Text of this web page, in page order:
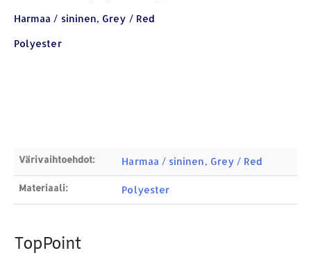
Harmaa / sininen, Grey / Red
Polyester
Värivaihtoehdot: Harmaa / sininen, Grey / Red
Materiaali: Polyester
TopPoint
Osoite:
Hikivuorenkatu 14 C 20, 33710 Tampere
Puhelin:
MAKSUTAPAMME: